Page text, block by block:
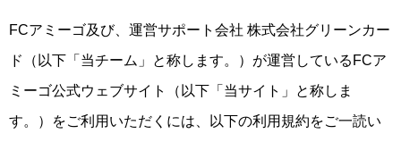
FCアミーゴ及び、運営サポート会社 株式会社グリーンカー
ド（以下「当チーム」と称します。）が運営しているFCア
ミーゴ公式ウェブサイト（以下「当サイト」と称しま
す。）をご利用いただくには、以下の利用規約をご一読い